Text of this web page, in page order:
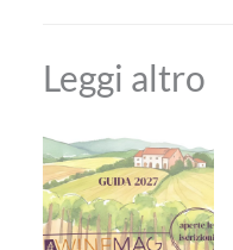
Leggi altro